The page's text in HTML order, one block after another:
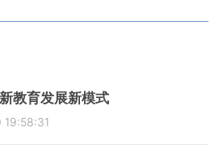
教育发展新模式